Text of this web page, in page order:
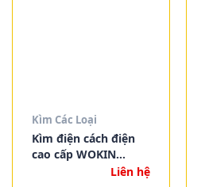
Kìm Các Loại
Kìm điện cách điện
cao cấp WOKIN
560126 160mm (6″) –
Liên hệ